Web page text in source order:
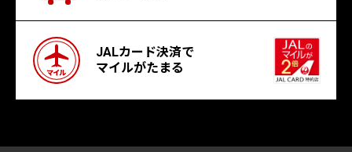
JALカード決済で
マイルがたまる